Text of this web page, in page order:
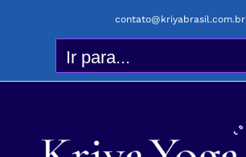
contato@kriyabrasil.com.br
Ir para...